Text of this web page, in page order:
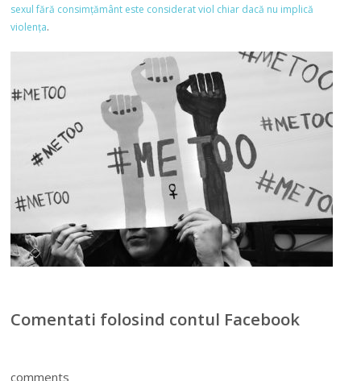
sexul fără consimțământ este considerat viol chiar dacă nu implică
violența.
Comentati folosind contul Facebook
comments